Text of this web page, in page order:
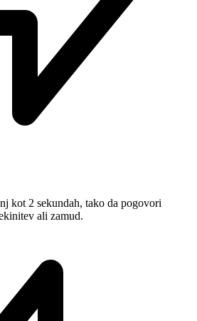
kot 2 sekundah, tako da pogovori
ali zamud.